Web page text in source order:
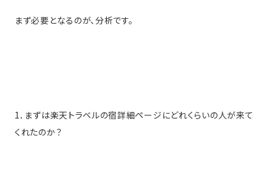
まず必要となるのが、分析です。
1．まずは楽天トラベルの宿詳細ページにどれくらいの人が来て
くれたのか？